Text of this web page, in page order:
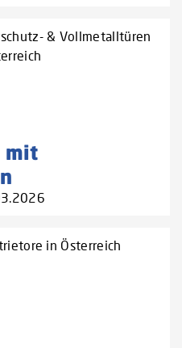
& Vollmetalltüren
mit
in Österreich